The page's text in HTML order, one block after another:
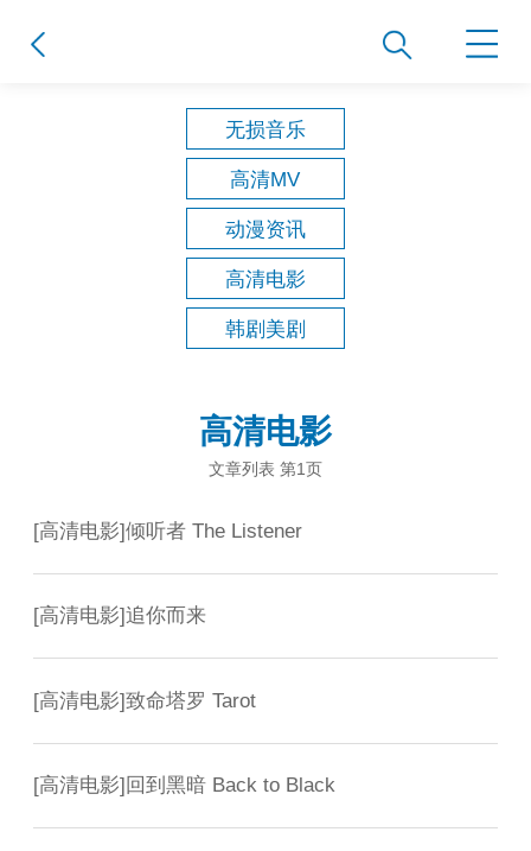
无损音乐
高清MV
动漫资讯
高清电影
韩剧美剧
高清电影
文章列表 第1页
[高清电影]倾听者 The Listener
[高清电影]追你而来
[高清电影]致命塔罗 Tarot
[高清电影] 回到黑暗 Back to Black